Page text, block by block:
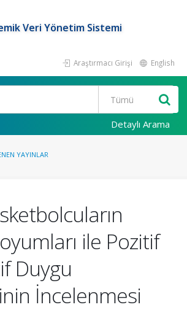
Veri Yönetim Sistemi
Araştırmacı Girişi English
Detaylı Arama
YAYINLAR
ile Pozitif
Duygu
İncelenmesi